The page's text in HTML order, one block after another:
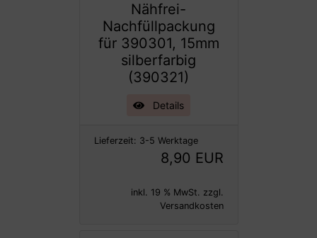
Nähfrei-
Nachfüllpackung
für 390301, 15mm
silberfarbig
(390321)
Details
Lieferzeit: 3-5 Werktage
8,90 EUR
inkl. 19 % MwSt. zzgl.
Versandkosten